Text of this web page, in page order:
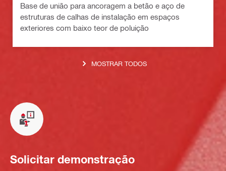
Base de união para ancoragem a betão e aço de
estruturas de calhas de instalação em espaços
exteriores com baixo teor de poluição
MOSTRAR TODOS
Solicitar demonstração